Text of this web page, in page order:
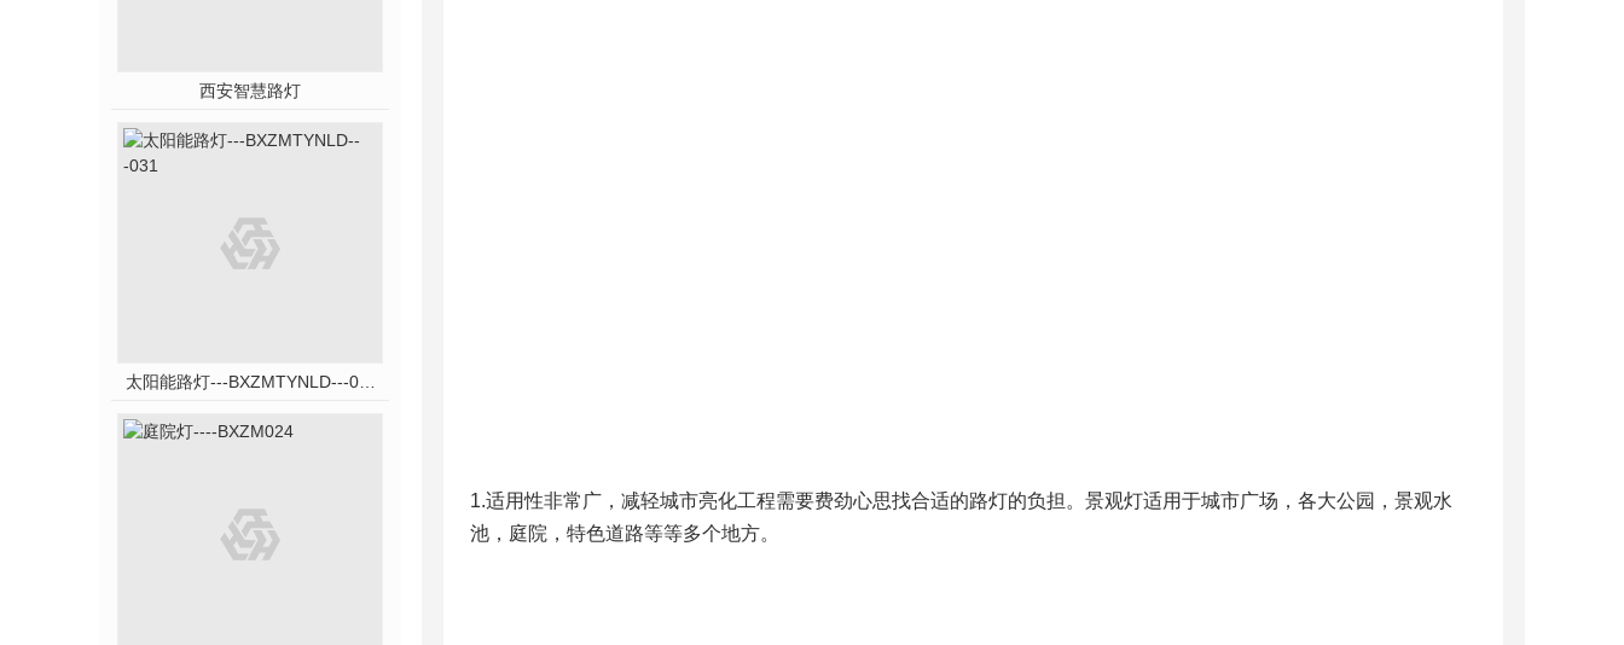
西安智慧路灯
太阳能路灯---BXZMTYNLD---031
1.适用性非常广，减轻城市亮化工程需要费劲心思找合适的路灯的负担。景观灯适用于城市广场，各大公园，景观水
池，庭院，特色道路等等多个地方。